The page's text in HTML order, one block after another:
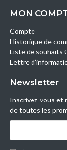
MON
Compte
Historique de
Liste de souhaits
Lettre
Newsletter
Inscrivez-vous et
de toutes les